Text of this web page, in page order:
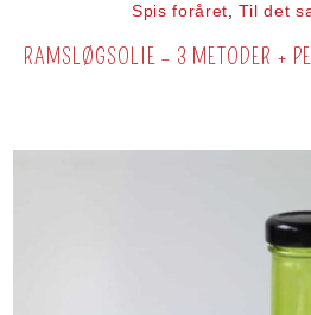
Spis foråret,Til det
RAMSLØGSOLIE – 3 METODER +